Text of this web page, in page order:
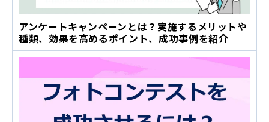
アンケートキャンペーンとは？実施するメリットや
種類、効果を高めるポイント、成功事例を紹介